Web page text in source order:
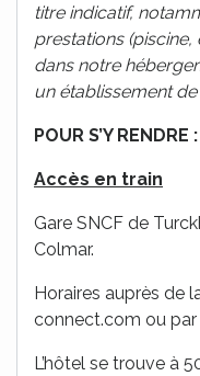
titre indicatif,
prestations (piscine,
dans notre
un établissement
POUR S’Y RENDRE :
Accès en train
Gare SNCF de
Colmar.
Horaires auprès de
connect.com ou
L’hôtel se trouve à